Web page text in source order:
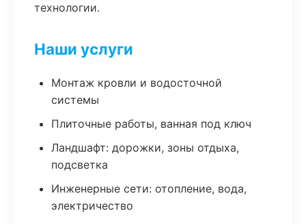
технологии.
Наши услуги
Монтаж кровли и водосточной
системы
Плиточные работы, ванная под ключ
Ландшафт: дорожки, зоны отдыха,
подсветка
Инженерные сети: отопление, вода,
электричество